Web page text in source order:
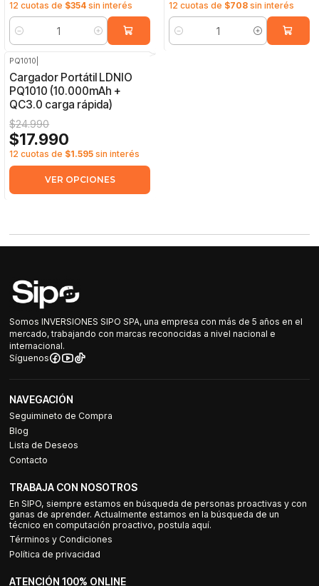
12 cuotas de $354 sin interés
Cantidad
12 cuotas de $708 sin interés
Cantidad
-28%
PQ1010
Cargador Portátil LDNIO
PQ1010 (10.000mAh +
QC3.0 carga rápida)
$24.990
$17.990
12 cuotas de $1.595 sin interés
VER OPCIONES
Somos INVERSIONES SIPO SPA, una empresa con más de 5 años en el
mercado, trabajando con marcas reconocidas a nivel nacional e
internacional.
Síguenos
NAVEGACIÓN
Seguimineto de Compra
Blog
Lista de Deseos
Contacto
TRABAJA CON NOSOTROS
En SIPO, siempre estamos en búsqueda de personas proactivas y con
ganas de aprender. Actualmente estamos en la búsqueda de un
técnico en computación proactivo, postula aquí.
Términos y Condiciones
Política de privacidad
ATENCIÓN 100% ONLINE